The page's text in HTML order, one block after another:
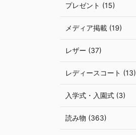
プレゼント (15)
メディア掲載 (19)
レザー (37)
レディースコート (13)
入学式・入園式 (3)
読み物 (363)